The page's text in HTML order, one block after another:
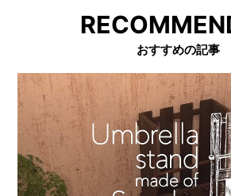
おすすめの記事